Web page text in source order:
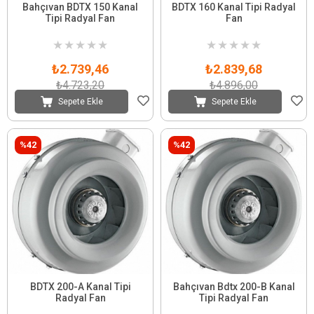
Bahçıvan BDTX 150 Kanal
Tipi Radyal Fan
★ ★ ★ ★ ★
₺2.739,46
₺4.723,20
Sepete Ekle
BDTX 160 Kanal Tipi Radyal
Fan
★ ★ ★ ★ ★
₺2.839,68
₺4.896,00
Sepete Ekle
BDTX 200-A Kanal Tipi
Radyal Fan
%42
Bahçıvan Bdtx 200-B Kanal
Tipi Radyal Fan
%42